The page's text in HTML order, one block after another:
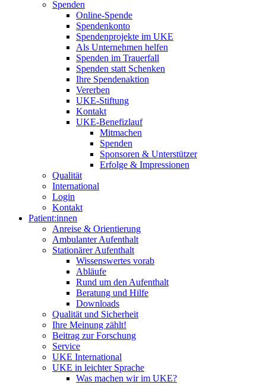
Spenden
Online-Spende
Spendenkonto
Spendenprojekte im UKE
Als Unternehmen helfen
Spenden im Trauerfall
Spenden statt Schenken
Ihre Spendenaktion
Vererben
UKE-Stiftung
Kontakt
UKE-Benefizlauf
Mitmachen
Spenden
Sponsoren & Unterstützer
Erfolge & Impressionen
Qualität
International
Login
Kontakt
Patient:innen
Anreise & Orientierung
Ambulanter Aufenthalt
Stationärer Aufenthalt
Wissenswertes vorab
Abläufe
Rund um den Aufenthalt
Beratung und Hilfe
Downloads
Qualität und Sicherheit
Ihre Meinung zählt!
Beitrag zur Forschung
Service
UKE International
UKE in leichter Sprache
Was machen wir im UKE?